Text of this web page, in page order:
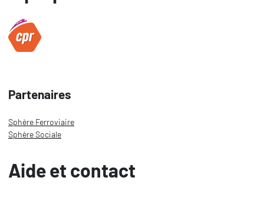
Partenaires
Sphère Ferroviaire
Sphère Sociale
Aide et contact